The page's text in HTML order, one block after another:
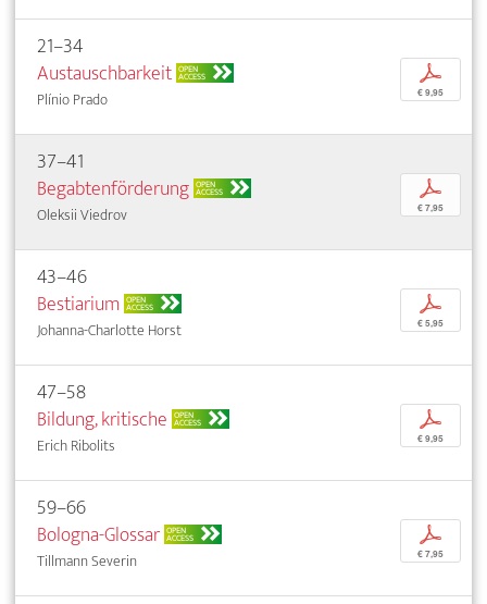
21–34
Austauschbarkeit OPEN
ACCESS
Plínio Prado
p
€ 9,95
37–41
Begabtenförderung OPEN
ACCESS
Oleksii Viedrov
p
€ 7,95
43–46
Bestiarium OPEN
ACCESS
Johanna-Charlotte Horst
p
€ 5,95
47–58
Bildung, kritische OPEN
ACCESS
Erich Ribolits
p
€ 9,95
59–66
Bologna-Glossar OPEN
ACCESS
Tillmann Severin
p
€ 7,95